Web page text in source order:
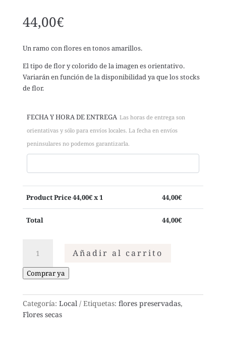
44,00€
Un ramo con flores en tonos amarillos.
El tipo de flor y colorido de la imagen es orientativo.
Variarán en función de la disponibilidad ya que los stocks
de flor.
FECHA Y HORA DE ENTREGA Las horas de entrega son
orientativas y sólo para envíos locales. La fecha en envíos
peninsulares no podemos garantizarla.
Product Price44,00€ x 1 44,00€
Total 44,00€
amarillo
cantidad
Añadir al carrito
Comprar ya
Categoría: Local Etiquetas: flores preservadas,
Flores secas